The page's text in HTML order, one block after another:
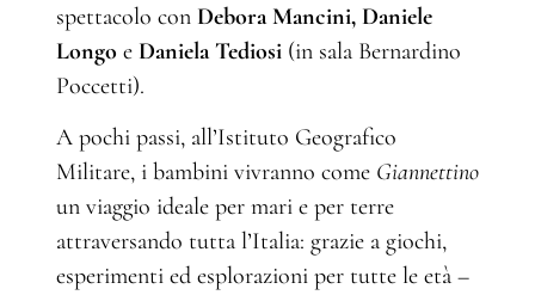
spettacolo con Debora Mancini, Daniele
Longo e Daniela Tediosi (in sala Bernardino
Poccetti).
A pochi passi, all’Istituto Geografico
Militare, i bambini vivranno come Giannettino
un viaggio ideale per mari e per terre
attraversando tutta l’Italia: grazie a giochi,
esperimenti ed esplorazioni per tutte le età –